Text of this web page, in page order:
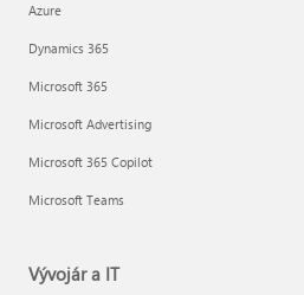
Azure
Dynamics 365
Microsoft 365
Microsoft Advertising
Microsoft 365 Copilot
Microsoft Teams
Vývojár a IT